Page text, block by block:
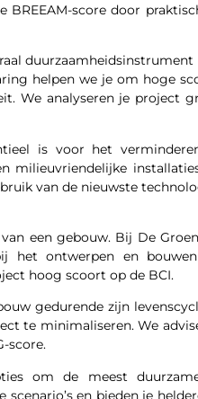
score door
helpen we je om hoge
We analyseren je project
is voor het
milieuvriendelijke
van de nieuwste
een gebouw. Bij De
het ontwerpen en
hoog scoort op de BCI.
gedurende zijn
te minimaliseren. We
score.
om de meest
en bieden je